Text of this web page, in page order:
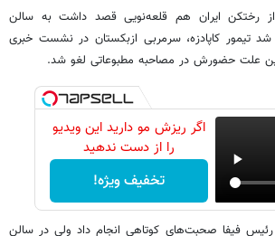
از رختکن ایران هم قلعه‌نویی قصد داشت به سالن
تیمور کاپادزه، سرمربی ازبکستان در نشست خبری
علت حضورش در مصاحبه مطبوعاتی لغو شد.
اگر ریزش مو دارید این ویدیو
را از دست ندهید
تخفیف ویژه!
رئیس فیفا صحبت‌های کوتاهی انجام داد ولی در سالن